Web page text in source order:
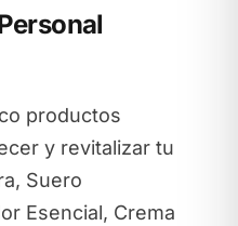
productos
y revitalizar tu
Suero
Esencial, Crema